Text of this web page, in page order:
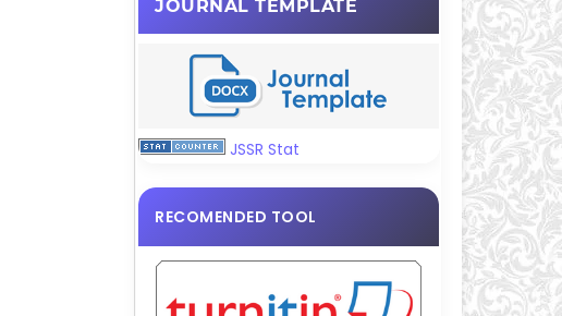
JOURNAL TEMPLATE
JSSR Stat
RECOMENDED TOOL